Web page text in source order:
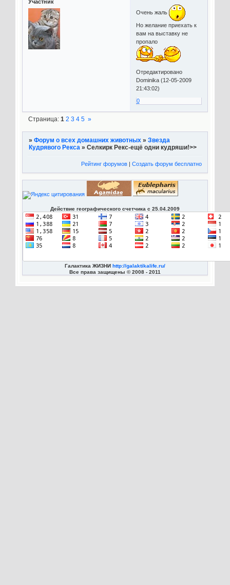
Участник
Очень жаль
Но желание приехать к
вам на выставку не
пропало
Отредактировано
Dominika (12-05-2009
21:43:02)
0
Страница: 1 2 3 4 5 »
» Форум о всех домашних животных » Звезда
Кудрявого Рекса » Селкирк Рекс-ещё одни кудряши!>>
Рейтинг форумов |Создать форум бесплатно
Действие географического счетчика с 25.04.2009
Галактика ЖИЗНИ http://galaktikalife.ru/
Все права защищены © 2008 - 2011